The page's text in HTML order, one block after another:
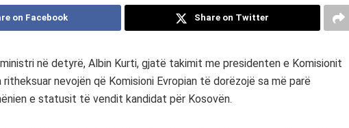
on Facebook Share on Twitter
në detyrë, Albin Kurti, gjatë takimit me presidenten e Komisionit
ritheksuar nevojën që Komisioni Evropian të dorëzojë sa më parë
e statusit të vendit kandidat për Kosovën.